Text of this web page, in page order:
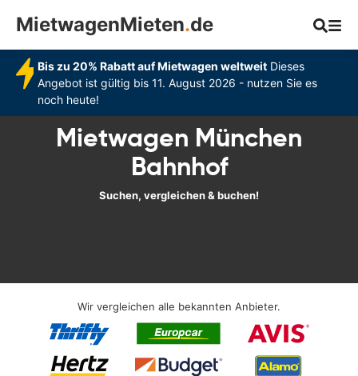
MietwagenMieten.de
Bis zu 20% Rabatt auf Mietwagen weltweitDieses
Angebot ist gültig bis 11. August 2026 - nutzen Sie es
noch heute!
Mietwagen München
Bahnhof
Suchen, vergleichen & buchen!
Wir vergleichen alle bekannten Anbieter.